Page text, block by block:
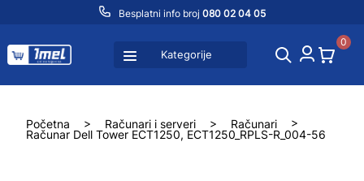
Besplatni info broj 080 02 04 05
Kategorije
0
Početna > Računari i serveri > Računari
>
Računar Dell Tower ECT1250, ECT1250_RPLS-R_004-56